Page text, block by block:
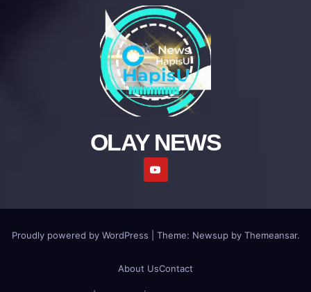
OLAY NEWS
Proudly powered by WordPress Theme: Newsup by Themeansar.
About UsContact